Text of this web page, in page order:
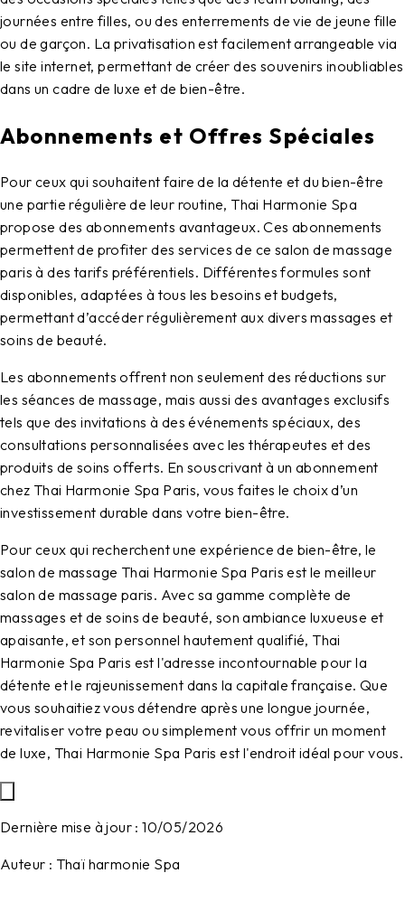
journées entre filles, ou des enterrements de vie de jeune fille
ou de garçon. La privatisation est facilement arrangeable via
le site internet, permettant de créer des souvenirs inoubliables
dans un cadre de luxe et de bien-être.
Abonnements et Offres Spéciales
Pour ceux qui souhaitent faire de la détente et du bien-être
une partie régulière de leur routine, Thai Harmonie Spa
propose des abonnements avantageux. Ces abonnements
permettent de profiter des services de ce salon de massage
paris à des tarifs préférentiels. Différentes formules sont
disponibles, adaptées à tous les besoins et budgets,
permettant d’accéder régulièrement aux divers massages et
soins de beauté.
Les abonnements offrent non seulement des réductions sur
les séances de massage, mais aussi des avantages exclusifs
tels que des invitations à des événements spéciaux, des
consultations personnalisées avec les thérapeutes et des
produits de soins offerts. En souscrivant à un abonnement
chez Thai Harmonie Spa Paris, vous faites le choix d’un
investissement durable dans votre bien-être.
Pour ceux qui recherchent une expérience de bien-être, le
salon de massage Thai Harmonie Spa Paris est le meilleur
salon de massage paris. Avec sa gamme complète de
massages et de soins de beauté, son ambiance luxueuse et
apaisante, et son personnel hautement qualifié, Thai
Harmonie Spa Paris est l'adresse incontournable pour la
détente et le rajeunissement dans la capitale française. Que
vous souhaitiez vous détendre après une longue journée,
revitaliser votre peau ou simplement vous offrir un moment
de luxe, Thai Harmonie Spa Paris est l'endroit idéal pour vous.
Dernière mise à jour : 10/05/2026
Auteur : Thaï harmonie Spa